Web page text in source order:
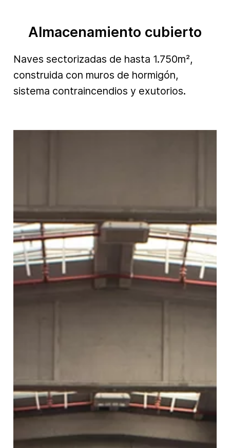
Almacenamiento cubierto
Naves sectorizadas de hasta 1.750m²,
construida con muros de hormigón,
sistema contraincendios y exutorios.